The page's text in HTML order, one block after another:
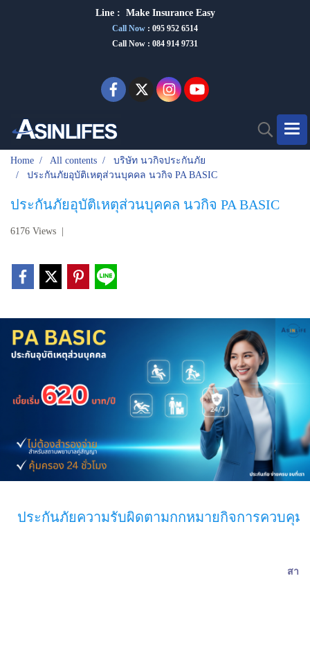
Line : Make Insurance Easy
Call Now : 095 952 6514
Call Now : 084 914 9731
Home All contents
บริษัท นวกิจประกันภัย
ประกันภัยอุบัติเหตุส่วนบุคคล นวกิจ PA BASIC
ประกันภัยอุบัติเหตุส่วนบุคคล นวกิจ PA BASIC
6176 Views
ประกันภัยความรับผิดตามกกหมายกิจการควบคุม
สาม